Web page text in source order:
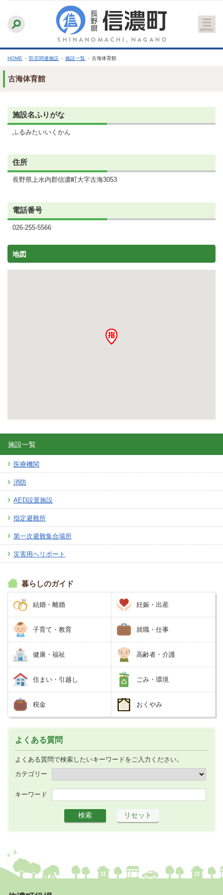
文
へ
ふりがなをつける
文字サイズ
縮小 標準 拡大
HOME › 防災関連施設 › 施設一覧 › 古海体育館
古海体育館
施設名ふりがな
ふるみたいいくかん
住所
長野県上水内郡信濃町大字古海3053
電話番号
026-255-5566
地図
施設一覧
医療機関
消防
AED設置施設
指定避難所
第一次避難集合場所
災害用ヘリポート
暮らしのガイド
結婚・離婚 妊娠・出産
子育て・教育 就職・仕事
健康・福祉 高齢者・介護
住まい・引越し ごみ・環境
税金 おくやみ
よくある質問
よくある質問で検索したいキーワードをご入力ください。
カテゴリー
キーワード